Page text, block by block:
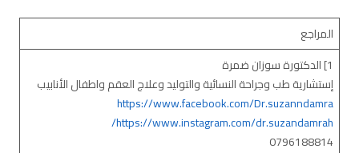
المراجع
1] الدكتورة سوزان ضمرة
إستشارية طب وجراحة النسائية والتوليد وعلاج العقم واطفال الأنابيب
https://www.facebook.com/Dr.suzanndamra
https://www.instagram.com/dr.suzandamrah/
0796188814